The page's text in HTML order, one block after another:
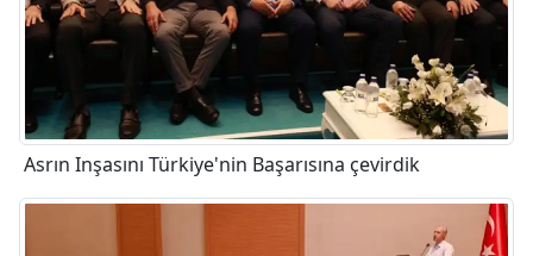
Asrın Inşasını Türkiye'nin Başarısına çevirdik